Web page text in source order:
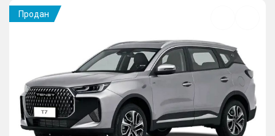
Продан
избранное